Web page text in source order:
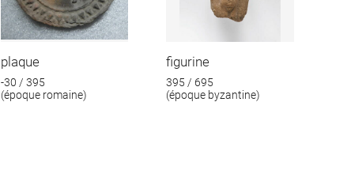
plaque
-30 / 395
(époque romaine)
figurine
395 / 695
(époque byzantine)